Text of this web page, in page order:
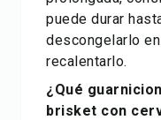
puede durar
descongelarlo
recalentarlo.
¿Qué
brisket con